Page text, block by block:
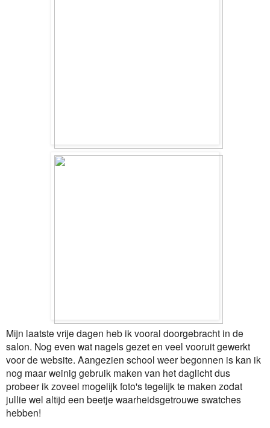
Mijn laatste vrije dagen heb ik vooral doorgebracht in de
salon. Nog even wat nagels gezet en veel vooruit gewerkt
voor de website. Aangezien school weer begonnen is kan ik
nog maar weinig gebruik maken van het daglicht dus
probeer ik zoveel mogelijk foto's tegelijk te maken zodat
jullie wel altijd een beetje waarheidsgetrouwe swatches
hebben!